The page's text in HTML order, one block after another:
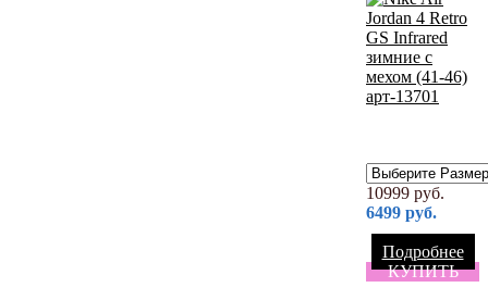
10999 руб.
6499 руб.
Подробнее
КУПИТЬ